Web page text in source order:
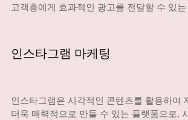
고객층에게 효과적인 광고를 전달할 수 있
인스타그램 마케팅
인스타그램은 시각적인 콘텐츠를 활용하여
더욱 매력적으로 만들 수 있는 플랫폼으로,